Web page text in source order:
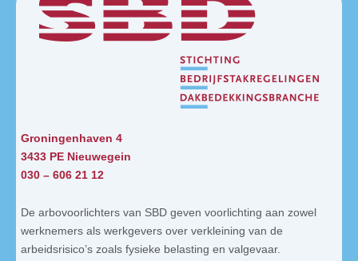
Groningenhaven 4
3433 PE Nieuwegein
030 – 606 21 12
De arbovoorlichters van SBD geven voorlichting aan zowel
werknemers als werkgevers over verkleining van de
arbeidsrisico’s zoals fysieke belasting en valgevaar.